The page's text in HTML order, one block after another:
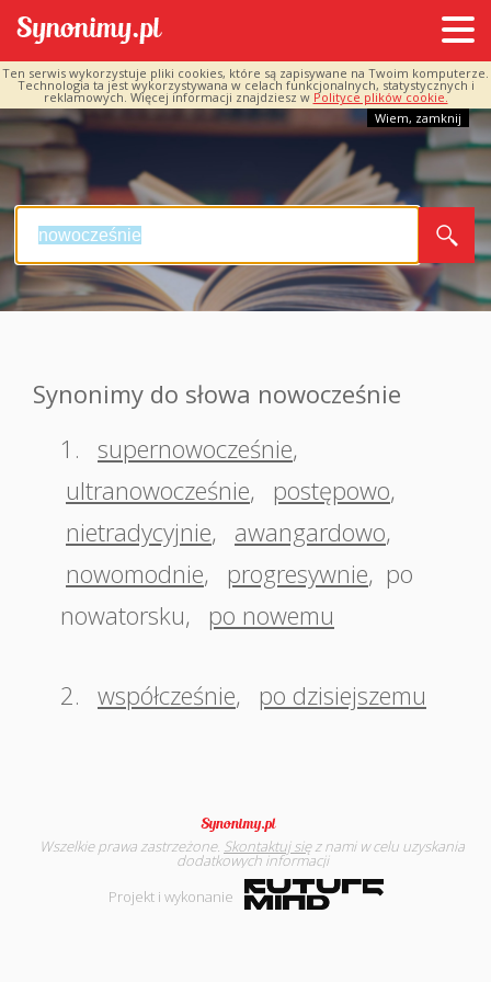
Ten serwis wykorzystuje pliki cookies, które są zapisywane na Twoim komputerze.
Technologia ta jest wykorzystywana w celach funkcjonalnych, statystycznych i
reklamowych. Więcej informacji znajdziesz w Polityce plików cookie.
Wiem, zamknij
Synonimy do słowa nowocześnie
1.
supernowocześnie,
ultranowocześnie, postępowo,
nietradycyjnie, awangardowo,
nowomodnie, progresywnie, po
nowatorsku, po nowemu
2. współcześnie, po dzisiejszemu
Wszelkie prawa zastrzeżone. Skontaktuj sięz nami w celu uzyskania
dodatkowych informacji
Projekt i wykonanie